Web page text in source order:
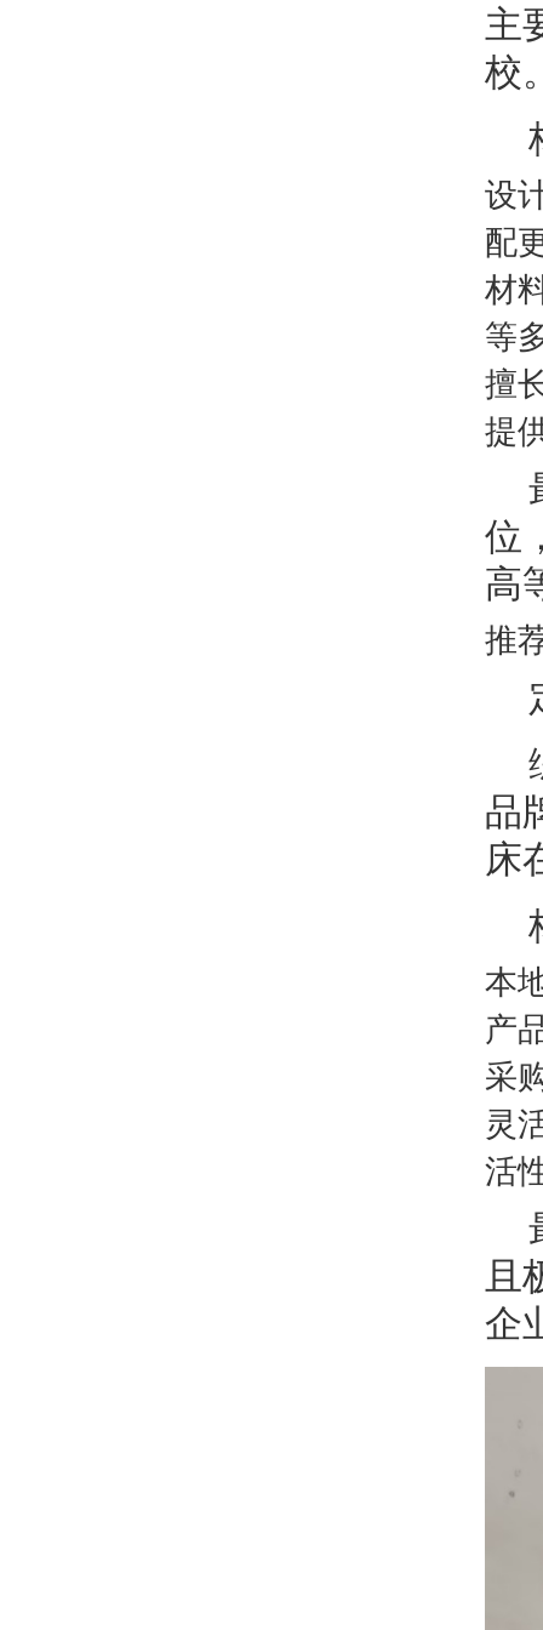
主
校
设
配
材
等
擅
提
位
高
推
品
床
本
产
采
灵
活
且
企